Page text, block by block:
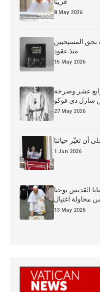
8 May 2026
بحق المسيحيين
منذ عقود
15 May 2026
عشر وصرخة
شارل دي فوكو
27 May 2026
أن تغيّر حياتنا
1 Jun 2026
القديس يوحنا
محاولة اغتيال
13 May 2026